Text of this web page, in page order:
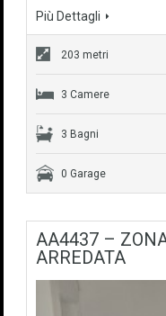
Più Dettagli
203 metri
3 Camere
3 Bagni
0 Garage
AA4437 –
ARREDATA